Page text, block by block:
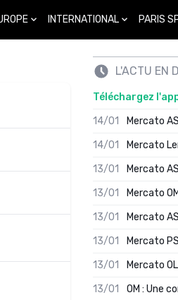
INTERNATIONAL PARIS
L'ACTU EN
Téléchargez
14/01
Mercato
14/01
Mercato
13/01
Mercato
13/01
Mercato
13/01
Mercato
13/01
Mercato
13/01
Mercato
13/01
OM : Une